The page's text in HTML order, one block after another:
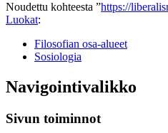
Noudettu kohteesta ”https://
Luokat:
Filosofian osa-alueet
Sosiologia
Navigointivalikko
Sivun toiminnot